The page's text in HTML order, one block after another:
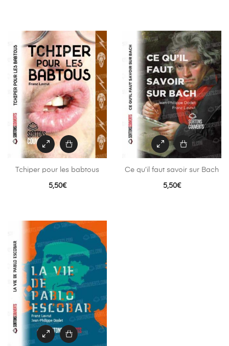
Tchiper pour les babtous
5,50€
Ce qu’il faut savoir sur Bach
5,50€